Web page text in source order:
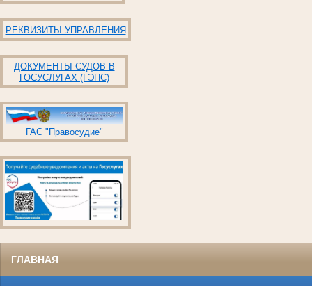
РЕКВИЗИТЫ УПРАВЛЕНИЯ
ДОКУМЕНТЫ СУДОВ В
ГОСУСЛУГАХ (ГЭПС)
ГАС "Правосудие"
ГЛАВНАЯ